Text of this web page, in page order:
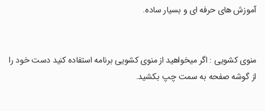
‏آموزش های حرفه ای و بسیار ساده.
‏منوی کشویی : اگر میخواهید از منوی کشویی برنامه استفاده کنید دست خود را
از گوشه صفحه به سمت چپ بکشید.